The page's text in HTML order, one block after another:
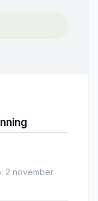
2 november